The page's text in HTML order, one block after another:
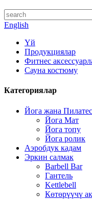
English
Үй
Продукциялар
Фитнес
Сауна костюму
Категориялар
Йога жана Пилатес
Йога Мат
Йога топу
Йога ролик
Аэробдук кадам
Эркин салмак
Barbell Bar
Гантель
Kettlebell
Көтөрүүчү